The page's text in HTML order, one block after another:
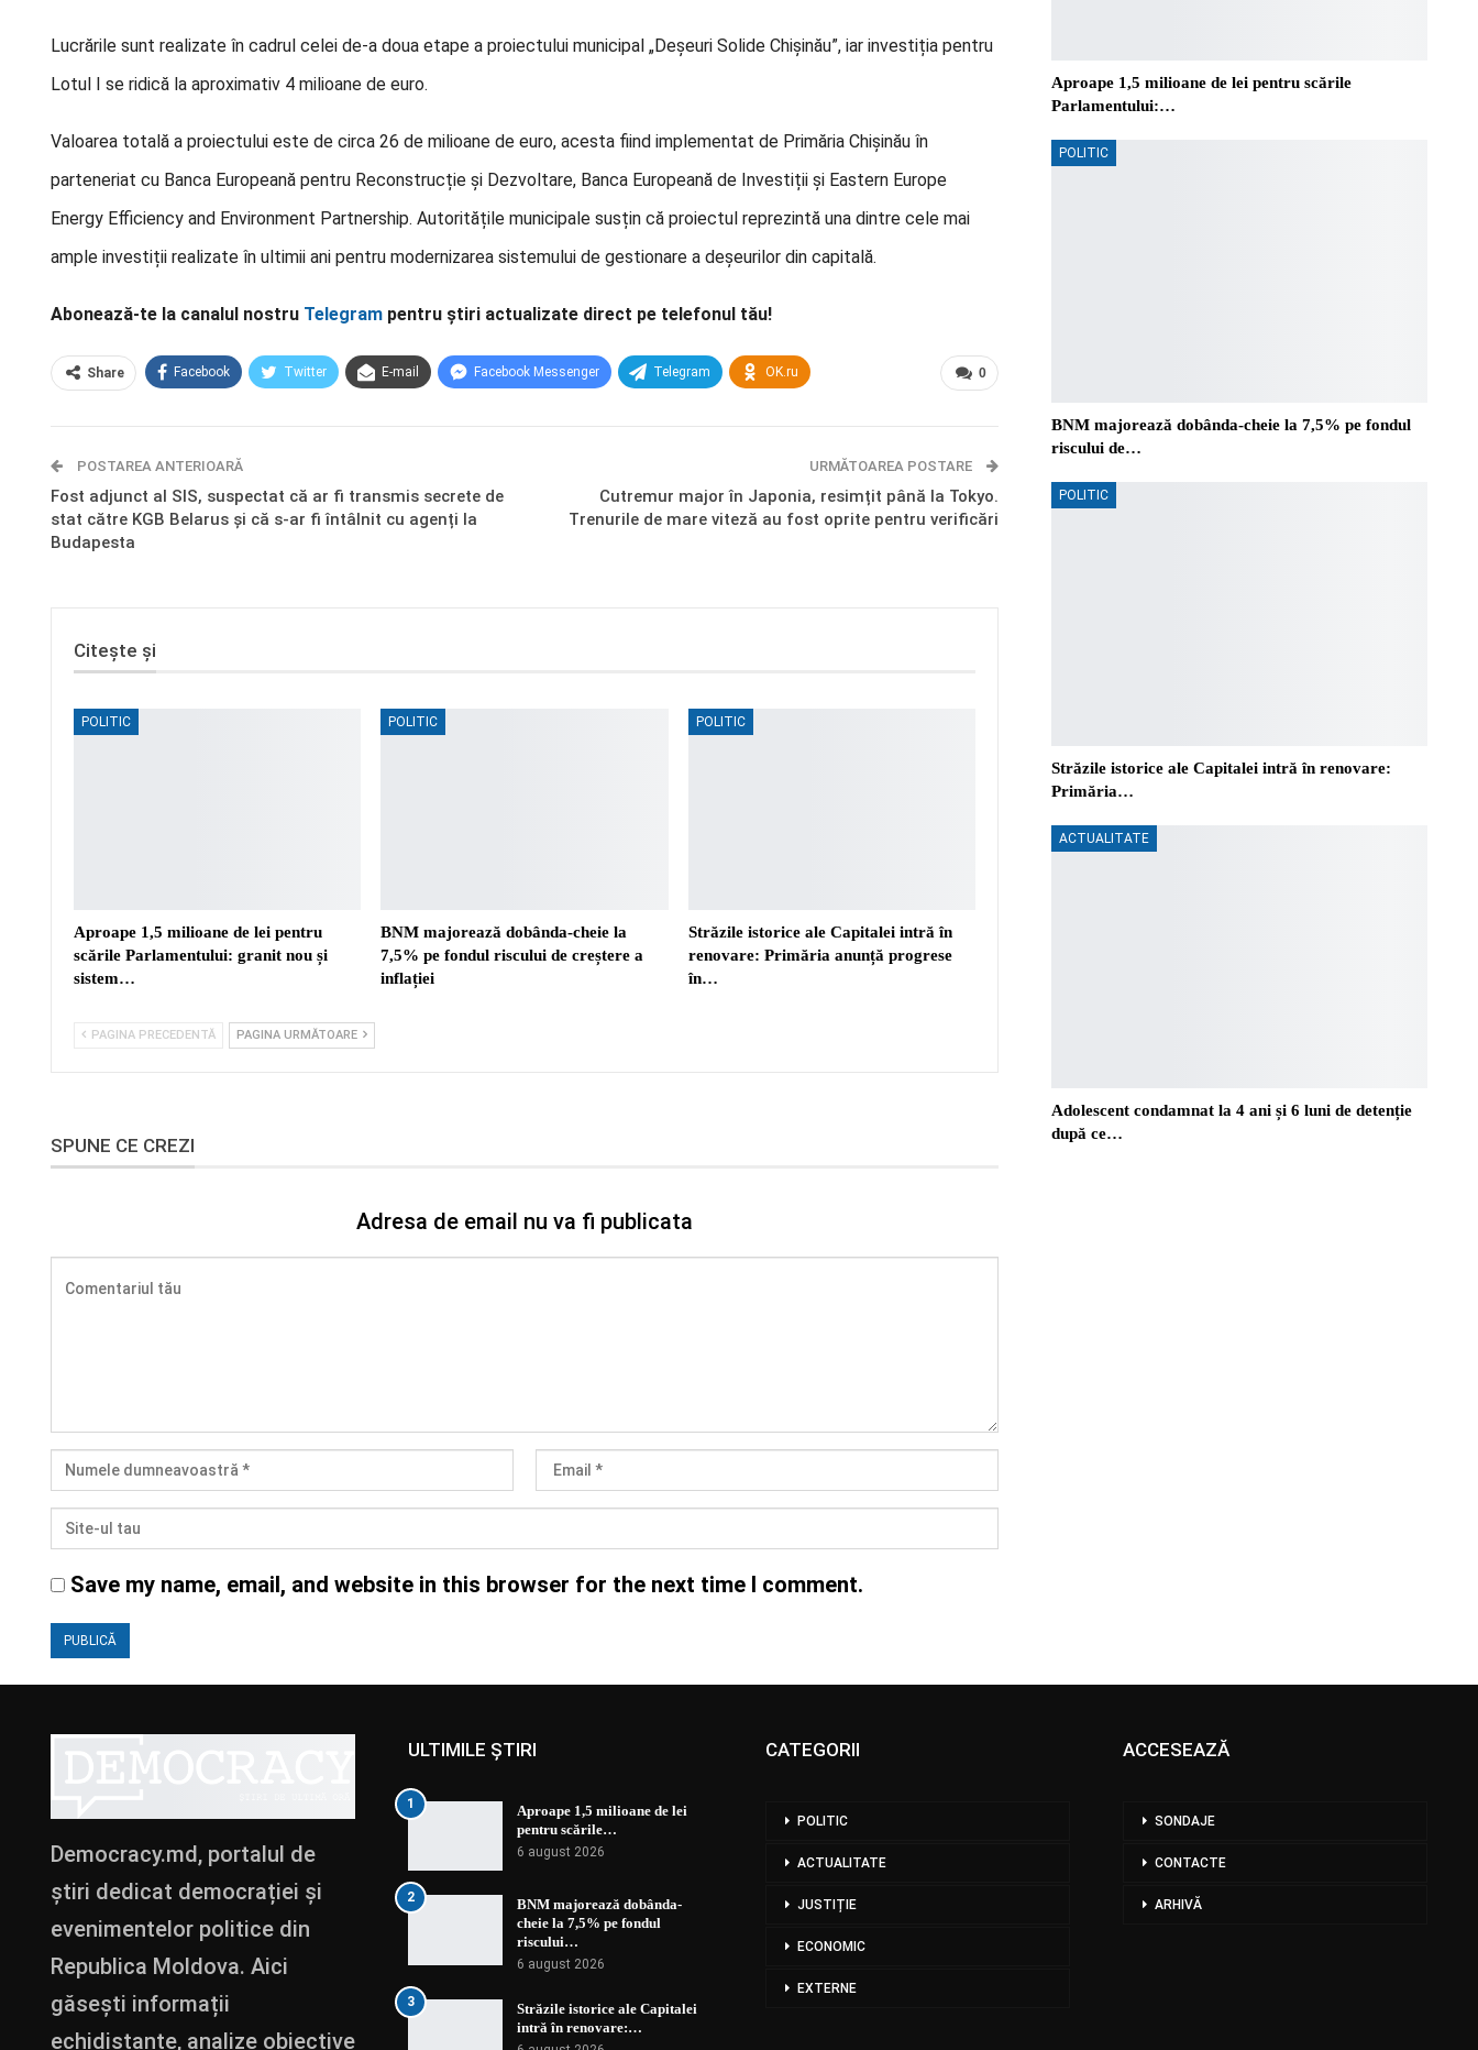
Lucrările sunt realizate în cadrul celei de-a doua etape a proiectului municipal „Deșeuri Solide Chișinău”, iar investiția pentru
Lotul I se ridică la aproximativ 4 milioane de euro.
Valoarea totală a proiectului este de circa 26 de milioane de euro, acesta fiind implementat de Primăria Chișinău în
parteneriat cu Banca Europeană pentru Reconstrucție și Dezvoltare, Banca Europeană de Investiții și Eastern Europe
Energy Efficiency and Environment Partnership. Autoritățile municipale susțin că proiectul reprezintă una dintre cele mai
ample investiții realizate în ultimii ani pentru modernizarea sistemului de gestionare a deșeurilor din capitală.
Abonează-te la canalul nostru Telegram pentru știri actualizate direct pe telefonul tău!
0
Share Facebook Twitter E-mail Facebook Messenger Telegram OK.ru
POSTAREA ANTERIOARĂ
Fost adjunct al SIS, suspectat că ar fi transmis secrete de
stat către KGB Belarus și că s-ar fi întâlnit cu agenți la
Budapesta
URMĂTOAREA POSTARE
Cutremur major în Japonia, resimțit până la Tokyo.
Trenurile de mare viteză au fost oprite pentru verificări
Citește și
POLITIC
Aproape 1,5 milioane de lei pentru
scările Parlamentului: granit nou și
sistem…
POLITIC
BNM majorează dobânda-cheie la
7,5% pe fondul riscului de creștere a
inflației
POLITIC
Străzile istorice ale Capitalei intră în
renovare: Primăria anunță progrese
în…
PAGINA PRECEDENTĂ PAGINA URMĂTOARE
SPUNE CE CREZI
Adresa de email nu va fi publicata
Save my name, email, and website in this browser for the next time I comment.
Aproape 1,5 milioane de lei pentru scările
Parlamentului:…
POLITIC
BNM majorează dobânda-cheie la 7,5% pe fondul
riscului de…
POLITIC
Străzile istorice ale Capitalei intră în renovare:
Primăria…
ACTUALITATE
Adolescent condamnat la 4 ani și 6 luni de detenție
după ce…
Democracy.md, portalul de
știri dedicat democrației și
evenimentelor politice din
Republica Moldova. Aici
găsești informații
echidistante, analize obiective
ULTIMILE ȘTIRI
1
Aproape 1,5 milioane de lei
pentru scările…
6 august 2026
2
BNM majorează dobânda-
cheie la 7,5% pe fondul
riscului…
6 august 2026
3
Străzile istorice ale Capitalei
intră în renovare:…
CATEGORII
POLITIC
ACTUALITATE
JUSTIȚIE
ECONOMIC
EXTERNE
ACCESEAZĂ
SONDAJE
CONTACTE
ARHIVĂ